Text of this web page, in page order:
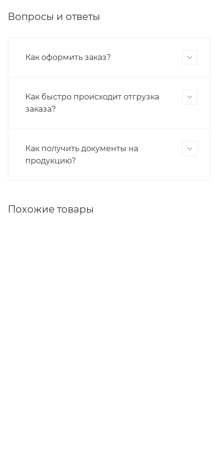
Вопросы и ответы
Как оформить заказ?
Как быстро происходит отгрузка
заказа?
Как получить документы на
продукцию?
Похожие товары